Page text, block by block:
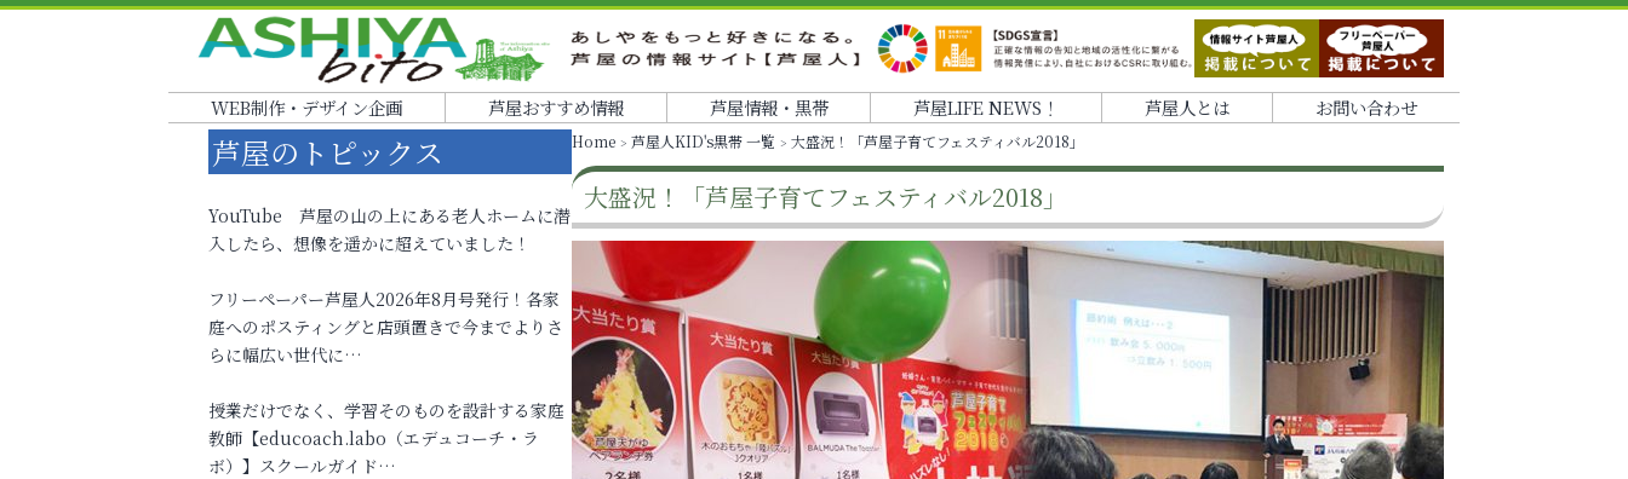
WEB制作・デザイン企画 芦屋おすすめ情報 芦屋情報・黒帯 芦屋LIFE NEWS！ 芦屋人とは お問い合わせ
Home 芦屋人KID's黒帯 一覧 大盛況！「芦屋子育てフェスティバル2018」
大盛況！「芦屋子育てフェスティバル2018」
芦屋のトピックス
YouTube 芦屋の山の上にある老人ホームに潜
入したら、想像を遥かに超えていました！
フリーペーパー芦屋人2026年8月号発行！各家
庭へのポスティングと店頭置きで今までよりさ
らに幅広い世代に…
授業だけでなく、学習そのものを設計する家庭
教師【educoach.labo（エデュコーチ・ラ
ボ）】スクールガイド…